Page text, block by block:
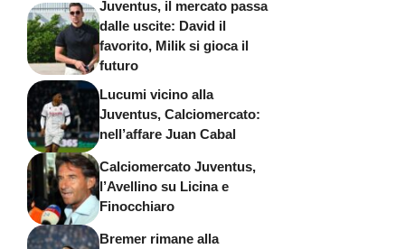
Juventus, il mercato passa
dalle uscite: David il
favorito, Milik si gioca il
futuro
Lucumi vicino alla
Juventus, Calciomercato:
nell’affare Juan Cabal
Calciomercato Juventus,
l’Avellino su Licina e
Finocchiaro
Bremer rimane alla